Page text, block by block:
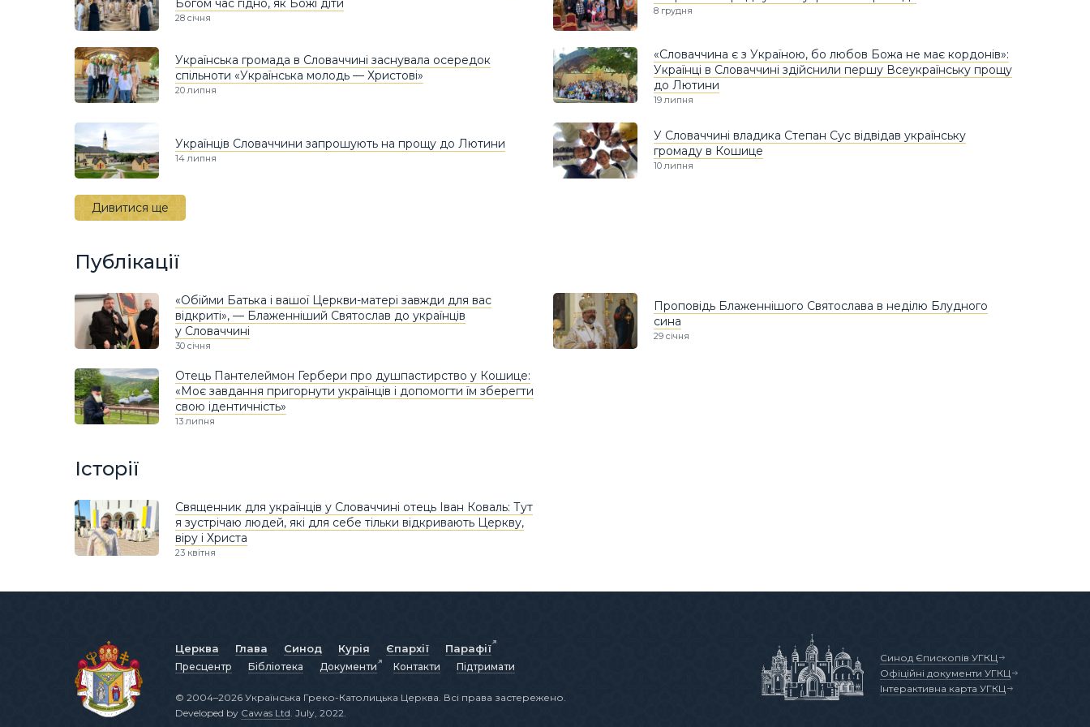
Богом час гідно, як Божі діти
28 січня
8 грудня
Українська громада в Словаччині заснувала осередок
спільноти «Українська молодь — Христові»
20 липня
«Словаччина є з Україною, бо любов Божа не має кордонів»:
Українці в Словаччині здійснили першу Всеукраїнську прощу
до Лютини
19 липня
Українців Словаччини запрошують на прощу до Лютини
14 липня
У Словаччині владика Степан Сус відвідав українську
громаду в Кошице
10 липня
Дивитися ще
Публікації
«Обійми Батька і вашої Церкви-матері завжди для вас
відкриті», — Блаженніший Святослав до українців
у Словаччині
30 січня
Проповідь Блаженнішого Святослава в неділю Блудного
сина
29 січня
Отець Пантелеймон Гербери про душпастирство у Кошице:
«Моє завдання пригорнути українців і допомогти їм зберегти
свою ідентичність»
13 липня
Історії
Священник для українців у Словаччині отець Іван Коваль: Тут
я зустрічаю людей, які для себе тільки відкривають Церкву,
віру і Христа
23 квітня
Церква Глава Синод Курія Єпархії Парафії
Пресцентр Бібліотека Документи Контакти Підтримати
Синод Єпископів УГКЦ
Офіційні документи УГКЦ
Інтерактивна карта УГКЦ
© 2004–2026 Українська Греко-Католицька Церква. Всі права застережено.
Developed by Cawas Ltd . July, 2022.